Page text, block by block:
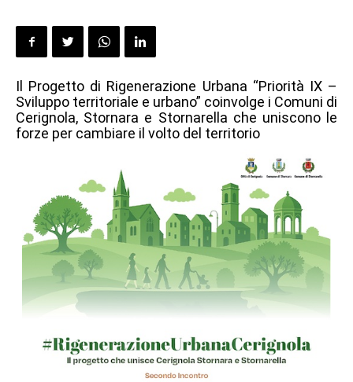
Il Progetto di Rigenerazione Urbana “Priorità IX –
Sviluppo territoriale e urbano” coinvolge i Comuni di
Cerignola, Stornara e Stornarella che uniscono le
forze per cambiare il volto del territorio